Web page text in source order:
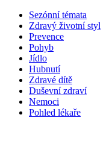
Sezónní témata
Zdravý životní styl
Prevence
Pohyb
Jídlo
Hubnutí
Zdravé dítě
Duševní zdraví
Nemoci
Pohled lékaře